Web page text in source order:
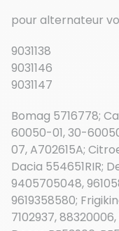
pour alternateur
9031138
9031146
9031147
Bomag 5716778;
60050-01, 30-
07, A702615A;
Dacia 554651RIR;
9405705048,
9619358580;
7102937,